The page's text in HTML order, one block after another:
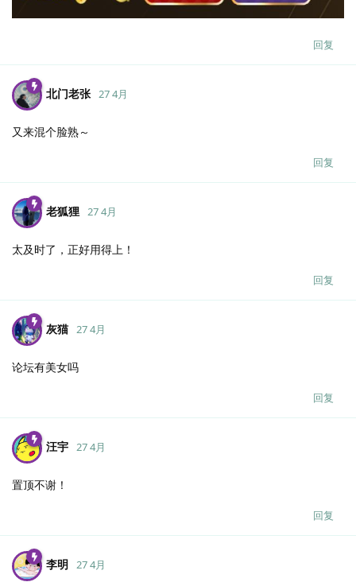
回复
北门老张 27 4月
又来混个脸熟～
回复
老狐狸 27 4月
太及时了，正好用得上！
回复
灰猫 27 4月
论坛有美女吗
回复
汪宇 27 4月
置顶不谢！
回复
李明 27 4月